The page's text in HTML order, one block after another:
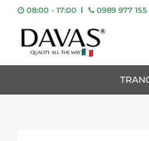
08:00 - 17:00 0989 977 155